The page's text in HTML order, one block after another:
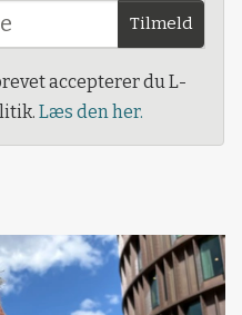
Tilmeld
accepterer du L-
Læs den her.